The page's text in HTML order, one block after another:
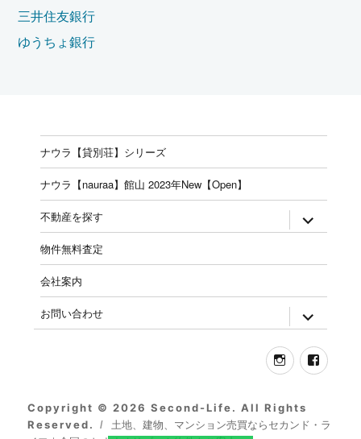
三井住友銀行
ゆうちょ銀行
ナウラ【貸別荘】シリーズ
ナウラ【nauraa】館山 2023年New【Open】
不動産を探す expand
child
物件無料査定
会社案内
お問い合わせ expand
child
Instagram
Copyright © 2026 Second-Life. All Rights
Reserved.
土地、建物、マンション売買ならセカンド・ラ